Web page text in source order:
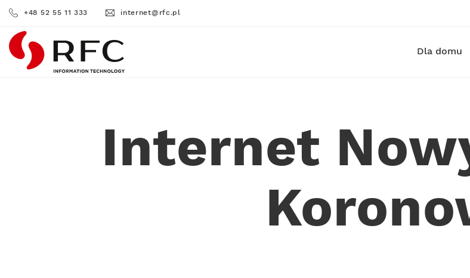
+48 52 55 11 333 internet@rfc.pl
RFC Dla domu
Internet